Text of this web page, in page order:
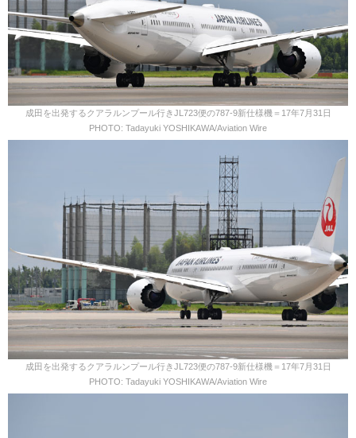
成田を出発するクアラルンプール行きJL723便の787-9新仕様機＝17年7月31日
PHOTO: Tadayuki YOSHIKAWA/Aviation Wire
成田を出発するクアラルンプール行きJL723便の787-9新仕様機＝17年7月31日
PHOTO: Tadayuki YOSHIKAWA/Aviation Wire